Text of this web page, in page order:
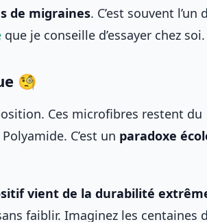
de migraines. C’est souvent l’un
que je conseille d’essayer chez soi.
🧐
Ces microfibres restent du
C’est un paradoxe
vient de la durabilité
faiblir. Imaginez les centaines